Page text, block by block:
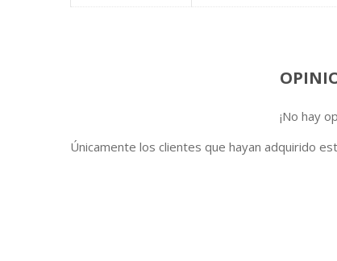
¡No hay
Únicamente los clientes que hayan adquirido